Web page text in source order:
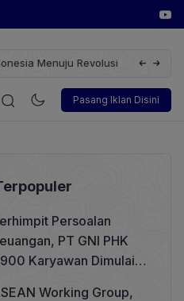
dengan Solusi
Wakil
Pasang Iklan Disini
Korporasi Teknologi
Persoalan
PT GNI PHK
Karyawan Dimulai 5
Working Group,